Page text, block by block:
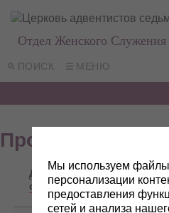
ПОИСК МЕНЮ
Отдел Женского Служения
Программа:
Дата
файла
Название/
Мы используем
персонализации
предоставления
сетей и анализа